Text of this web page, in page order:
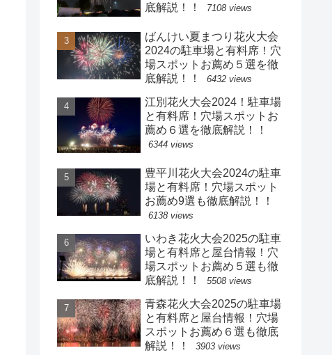
底解説！！
7108 views
ばんけい夏まつり花火大会
2024の駐車場と有料席！穴
場スポットお薦め５選を徹
底解説！！
6432 views
江別花火大会2024！駐車場
と有料席！穴場スポットお
薦め６選を徹底解説！！
6344 views
豊平川花火大会2024の駐車
場と有料席！穴場スポット
お薦め9選も徹底解説！！
6138 views
いわき花火大会2025の駐車
場と有料席と屋台情報！穴
場スポットお薦め５選も徹
底解説！！
5508 views
青森花火大会2025の駐車場
と有料席と屋台情報！穴場
スポットお薦め６選も徹底
解説！！
3903 views